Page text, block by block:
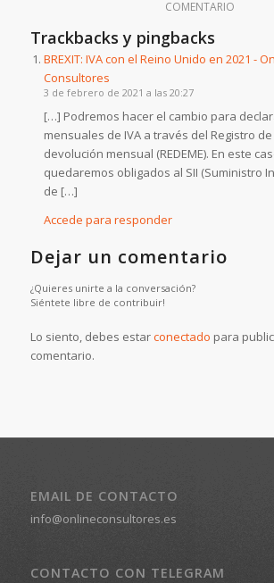
COMENTARIO
Trackbacks y pingbacks
BREXIT: IVA con el Reino Unido en 2021 -
Consultores
3 de febrero de 2021 a las 20:27
[…] Podremos hacer el cambio para
mensuales de IVA a través del Registro de
devolución mensual (REDEME). En este
quedaremos obligados al SII (Suministro
de […]
Accede para responder
Dejar un comentario
¿Quieres unirte a la conversación?
Siéntete libre de contribuir!
Lo siento, debes estarconectado para
comentario.
EMAIL DE CONTACTO
info@onlineconsultores.es
CONTACTO CON TELEGRAM